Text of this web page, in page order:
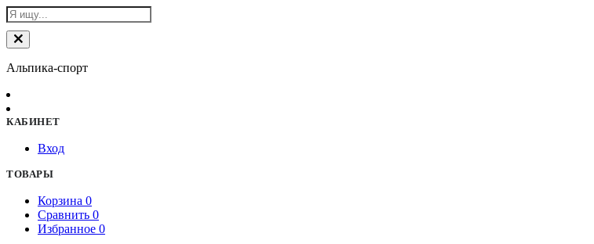
Альпика-спорт
КАБИНЕТ
Вход
ТОВАРЫ
Корзина 0
Сравнить 0
Избранное 0